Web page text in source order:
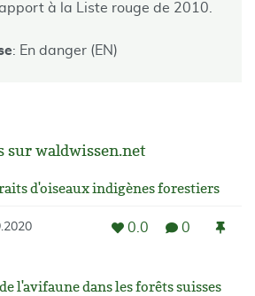
à la Liste rouge de 2010.
: En danger (EN)
waldwissen.net
d'oiseaux indigènes forestiers
0.0 0
l'avifaune dans les forêts suisses